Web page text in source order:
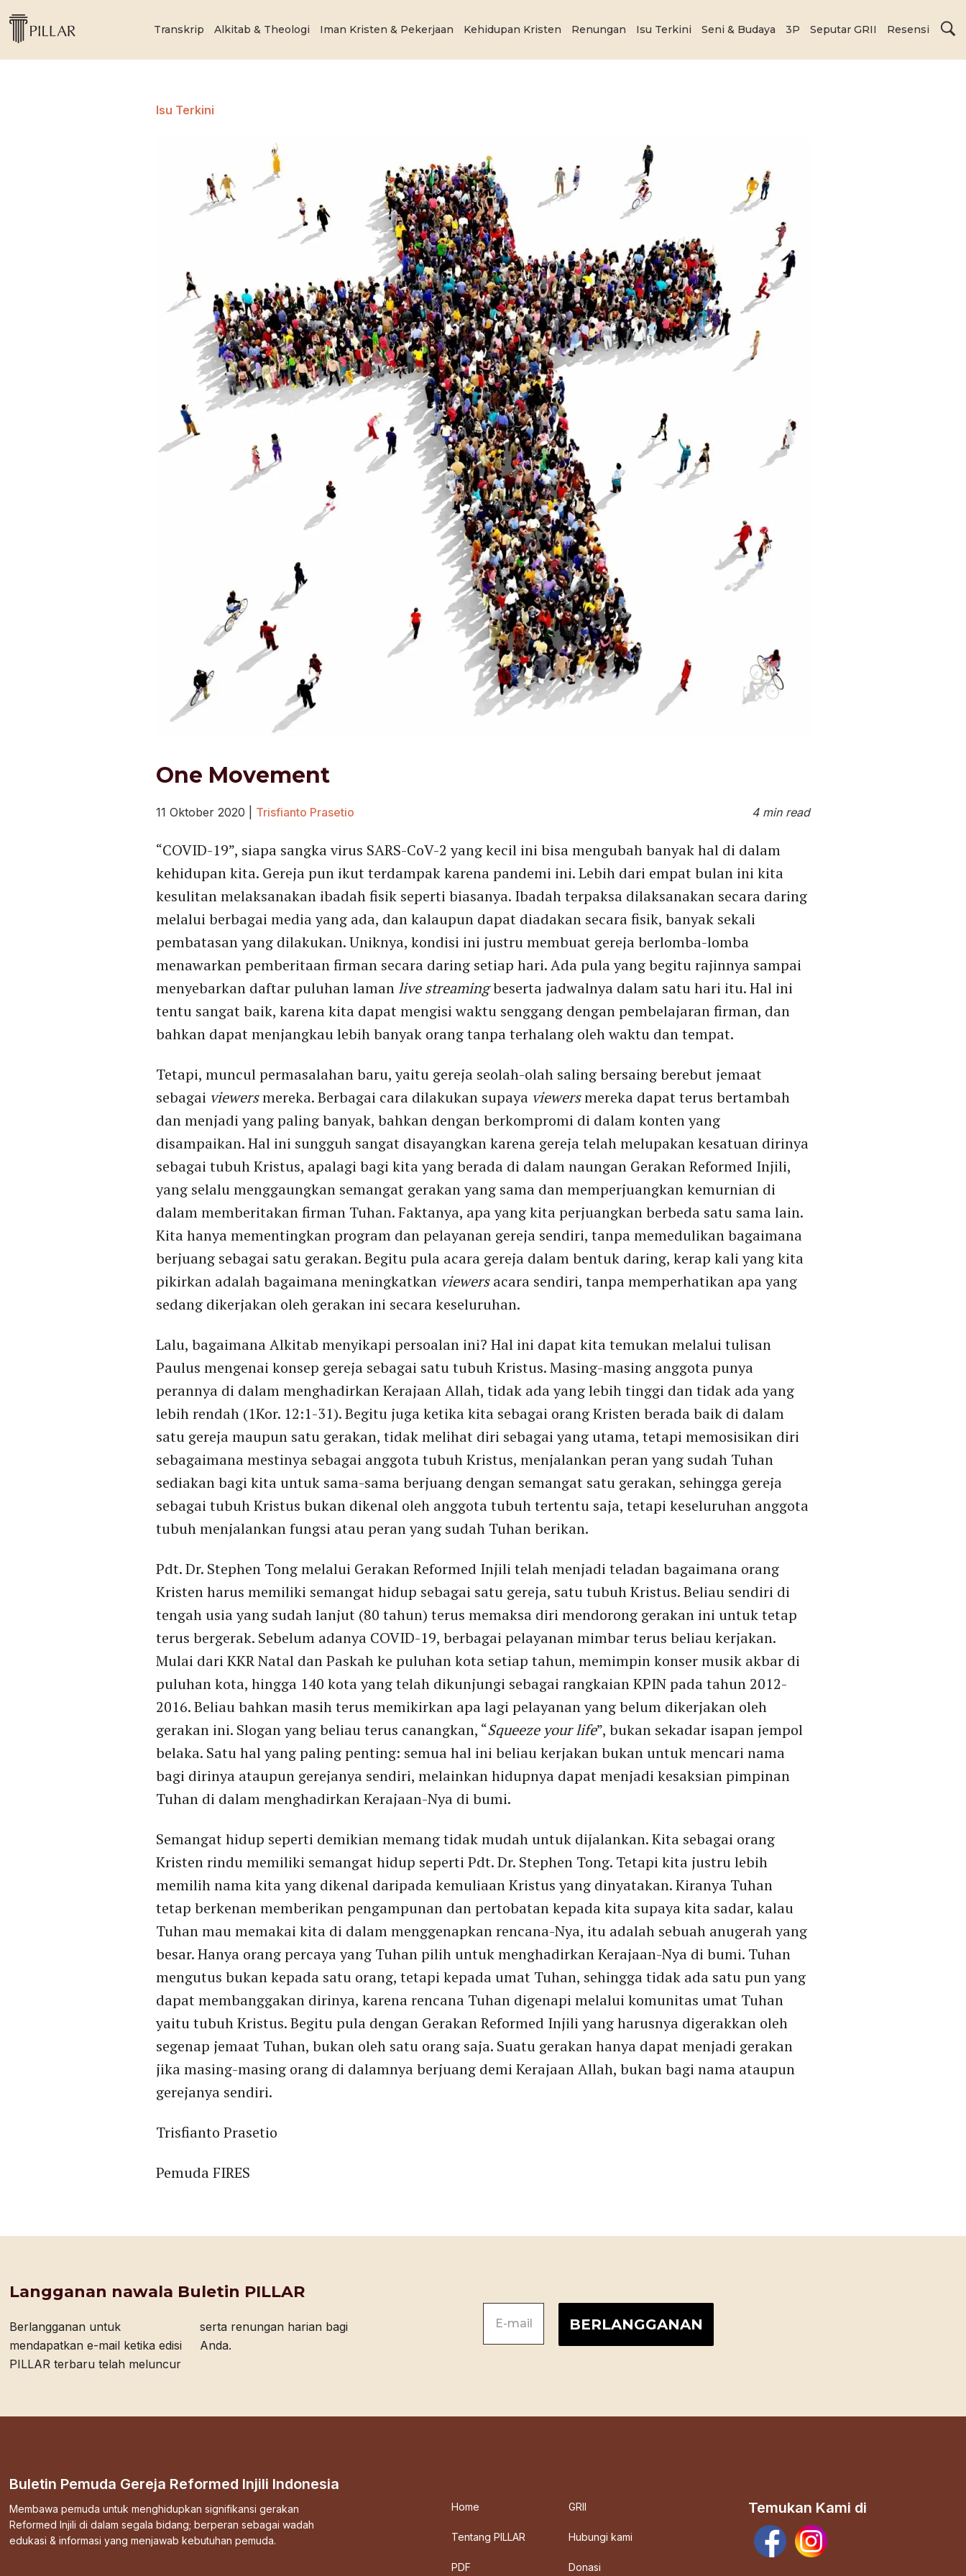
Transkrip Alkitab & Theologi Iman Kristen & Pekerjaan Kehidupan Kristen Renungan Isu Terkini Seni & Budaya 3P Seputar GRII Resensi
Isu Terkini
One Movement
11 Oktober 2020 Trisfianto Prasetio 4 min read
“COVID-19”, siapa sangka virus SARS-CoV-2 yang kecil ini bisa mengubah banyak hal di dalam
kehidupan kita. Gereja pun ikut terdampak karena pandemi ini. Lebih dari empat bulan ini kita
kesulitan melaksanakan ibadah fisik seperti biasanya. Ibadah terpaksa dilaksanakan secara daring
melalui berbagai media yang ada, dan kalaupun dapat diadakan secara fisik, banyak sekali
pembatasan yang dilakukan. Uniknya, kondisi ini justru membuat gereja berlomba-lomba
menawarkan pemberitaan firman secara daring setiap hari. Ada pula yang begitu rajinnya sampai
menyebarkan daftar puluhan laman live streamingbeserta jadwalnya dalam satu hari itu. Hal ini
tentu sangat baik, karena kita dapat mengisi waktu senggang dengan pembelajaran firman, dan
bahkan dapat menjangkau lebih banyak orang tanpa terhalang oleh waktu dan tempat.
Tetapi, muncul permasalahan baru, yaitu gereja seolah-olah saling bersaing berebut jemaat
sebagai viewersmereka. Berbagai cara dilakukan supaya viewersmereka dapat terus bertambah
dan menjadi yang paling banyak, bahkan dengan berkompromi di dalam konten yang
disampaikan. Hal ini sungguh sangat disayangkan karena gereja telah melupakan kesatuan dirinya
sebagai tubuh Kristus, apalagi bagi kita yang berada di dalam naungan Gerakan Reformed Injili,
yang selalu menggaungkan semangat gerakan yang sama dan memperjuangkan kemurnian di
dalam memberitakan firman Tuhan. Faktanya, apa yang kita perjuangkan berbeda satu sama lain.
Kita hanya mementingkan program dan pelayanan gereja sendiri, tanpa memedulikan bagaimana
berjuang sebagai satu gerakan. Begitu pula acara gereja dalam bentuk daring, kerap kali yang kita
pikirkan adalah bagaimana meningkatkan viewersacara sendiri, tanpa memperhatikan apa yang
sedang dikerjakan oleh gerakan ini secara keseluruhan.
Lalu, bagaimana Alkitab menyikapi persoalan ini? Hal ini dapat kita temukan melalui tulisan
Paulus mengenai konsep gereja sebagai satu tubuh Kristus. Masing-masing anggota punya
perannya di dalam menghadirkan Kerajaan Allah, tidak ada yang lebih tinggi dan tidak ada yang
lebih rendah (1Kor. 12:1-31). Begitu juga ketika kita sebagai orang Kristen berada baik di dalam
satu gereja maupun satu gerakan, tidak melihat diri sebagai yang utama, tetapi memosisikan diri
sebagaimana mestinya sebagai anggota tubuh Kristus, menjalankan peran yang sudah Tuhan
sediakan bagi kita untuk sama-sama berjuang dengan semangat satu gerakan, sehingga gereja
sebagai tubuh Kristus bukan dikenal oleh anggota tubuh tertentu saja, tetapi keseluruhan anggota
tubuh menjalankan fungsi atau peran yang sudah Tuhan berikan.
Pdt. Dr. Stephen Tong melalui Gerakan Reformed Injili telah menjadi teladan bagaimana orang
Kristen harus memiliki semangat hidup sebagai satu gereja, satu tubuh Kristus. Beliau sendiri di
tengah usia yang sudah lanjut (80 tahun) terus memaksa diri mendorong gerakan ini untuk tetap
terus bergerak. Sebelum adanya COVID-19, berbagai pelayanan mimbar terus beliau kerjakan.
Mulai dari KKR Natal dan Paskah ke puluhan kota setiap tahun, memimpin konser musik akbar di
puluhan kota, hingga 140 kota yang telah dikunjungi sebagai rangkaian KPIN pada tahun 2012-
2016. Beliau bahkan masih terus memikirkan apa lagi pelayanan yang belum dikerjakan oleh
gerakan ini. Slogan yang beliau terus canangkan, “Squeeze your life”, bukan sekadar isapan jempol
belaka. Satu hal yang paling penting: semua hal ini beliau kerjakan bukan untuk mencari nama
bagi dirinya ataupun gerejanya sendiri, melainkan hidupnya dapat menjadi kesaksian pimpinan
Tuhan di dalam menghadirkan Kerajaan-Nya di bumi.
Semangat hidup seperti demikian memang tidak mudah untuk dijalankan. Kita sebagai orang
Kristen rindu memiliki semangat hidup seperti Pdt. Dr. Stephen Tong. Tetapi kita justru lebih
memilih nama kita yang dikenal daripada kemuliaan Kristus yang dinyatakan. Kiranya Tuhan
tetap berkenan memberikan pengampunan dan pertobatan kepada kita supaya kita sadar, kalau
Tuhan mau memakai kita di dalam menggenapkan rencana-Nya, itu adalah sebuah anugerah yang
besar. Hanya orang percaya yang Tuhan pilih untuk menghadirkan Kerajaan-Nya di bumi. Tuhan
mengutus bukan kepada satu orang, tetapi kepada umat Tuhan, sehingga tidak ada satu pun yang
dapat membanggakan dirinya, karena rencana Tuhan digenapi melalui komunitas umat Tuhan
yaitu tubuh Kristus. Begitu pula dengan Gerakan Reformed Injili yang harusnya digerakkan oleh
segenap jemaat Tuhan, bukan oleh satu orang saja. Suatu gerakan hanya dapat menjadi gerakan
jika masing-masing orang di dalamnya berjuang demi Kerajaan Allah, bukan bagi nama ataupun
gerejanya sendiri.
Trisfianto Prasetio
Pemuda FIRES
Langganan nawala Buletin PILLAR
Berlangganan untuk
mendapatkan e-mail ketika edisi
PILLAR terbaru telah meluncur
serta renungan harian bagi
Anda.
Buletin Pemuda Gereja Reformed Injili Indonesia
Membawa pemuda untuk menghidupkan signifikansi gerakan
Reformed Injili di dalam segala bidang; berperan sebagai wadah
edukasi & informasi yang menjawab kebutuhan pemuda.
Temukan Kami di
Home GRII
Tentang PILLAR Hubungi kami
PDF Donasi